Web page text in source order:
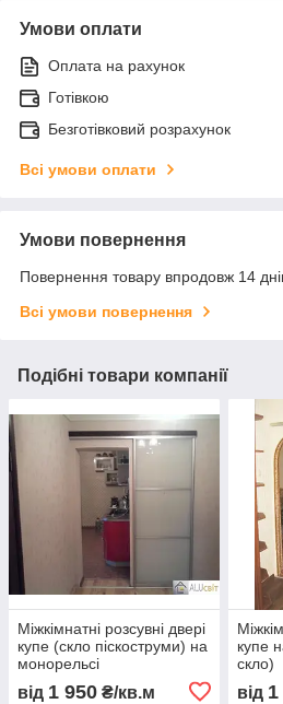
Умови оплати
Оплата на рахунок
Готівкою
Безготівковий розрахунок
Всі умови оплати
Умови повернення
Повернення товару впродовж 14
Всі умови повернення
Подібні товари компанії
Міжкімнатні розсувні двері
купе (скло піскоструми) на
монорельсі
від 1 950 ₴/кв.м
купе
скло)
від 1